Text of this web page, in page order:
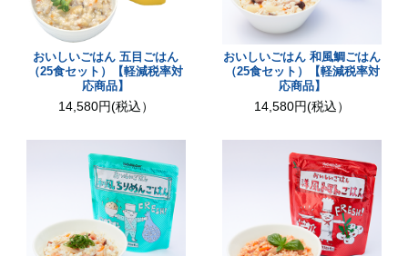
おいしいごはん 五目ごはん
（25食セット）【軽減税率対
応商品】
14,580円(税込）
おいしいごはん 和風鯛ごはん
（25食セット）【軽減税率対
応商品】
14,580円(税込）